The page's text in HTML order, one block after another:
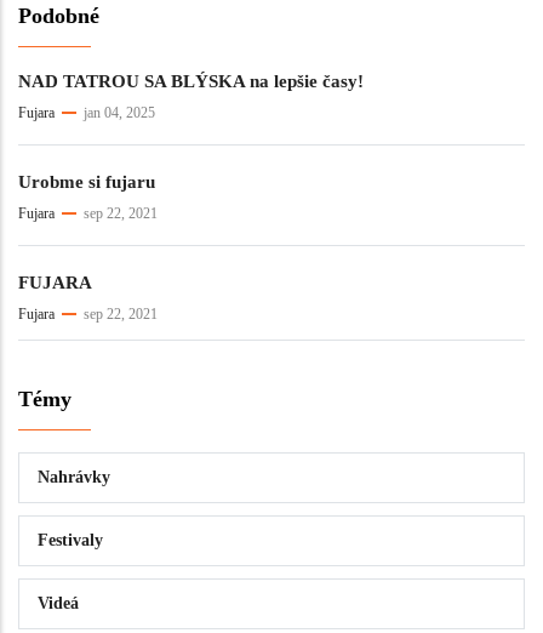
Podobné
NAD TATROU SA BLÝSKA na lepšie časy!
Fujara jan 04, 2025
Urobme si fujaru
Fujara sep 22, 2021
FUJARA
Fujara sep 22, 2021
Témy
Nahrávky
Festivaly
Videá